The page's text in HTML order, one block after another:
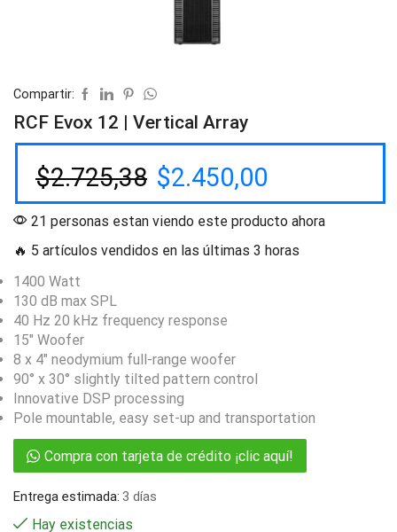
Compartir:
RCF Evox 12 | Vertical Array
$2.725,38 $2.450,00
21 personas estan viendo este producto ahora
🔥 5 artículos vendidos en las últimas 3 horas
1400 Watt
130 dB max SPL
40 Hz 20 kHz frequency response
15″ Woofer
8 x 4″ neodymium full-range woofer
90° x 30° slightly tilted pattern control
Innovative DSP processing
Pole mountable, easy set-up and transportation
Compra con tarjeta de crédito ¡clic aquí!
Entrega estimada: 3 días
Hay existencias